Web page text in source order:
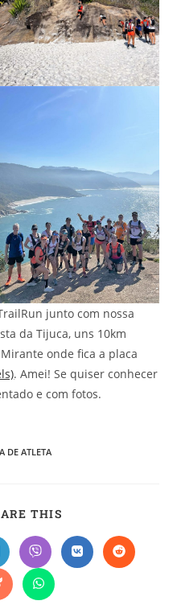
junto com nossa
da Tijuca, uns 10km
onde fica a placa
. Amei! Se quiser conhecer
e com fotos.
DE ATLETA
THIS